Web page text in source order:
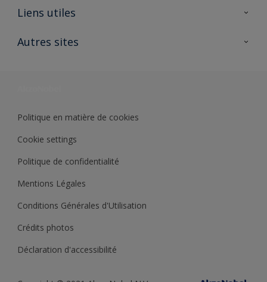
A propos de Sikkens
Liens utiles
Ouvrir un magasin PASS
Autres sites
Politique en matière de cookies
Cookie settings
Politique de confidentialité
Mentions Légales
Conditions Générales d'Utilisation
Crédits photos
Déclaration d'accessibilité